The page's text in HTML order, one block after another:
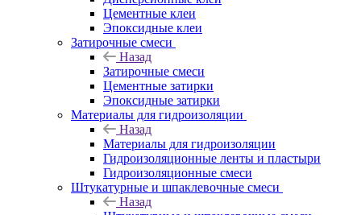
Цементные клеи
Эпоксидные клеи
Затирочные смеси
Назад
Затирочные смеси
Цементные затирки
Эпоксидные затирки
Материалы для гидроизоляции
Назад
Материалы для гидроизоляции
Гидроизоляционные ленты и пластыри
Гидроизоляционные смеси
Штукатурные и шпаклевочные смеси
Назад